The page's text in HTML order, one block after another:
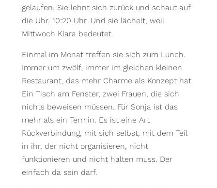
gelaufen. Sie lehnt sich zurück und schaut auf
die Uhr. 10:20 Uhr. Und sie lächelt, weil
Mittwoch Klara bedeutet.
Einmal im Monat treffen sie sich zum Lunch.
Immer um zwölf, immer im gleichen kleinen
Restaurant, das mehr Charme als Konzept hat.
Ein Tisch am Fenster, zwei Frauen, die sich
nichts beweisen müssen. Für Sonja ist das
mehr als ein Termin. Es ist eine Art
Rückverbindung, mit sich selbst, mit dem Teil
in ihr, der nicht organisieren, nicht
funktionieren und nicht halten muss. Der
einfach da sein darf.